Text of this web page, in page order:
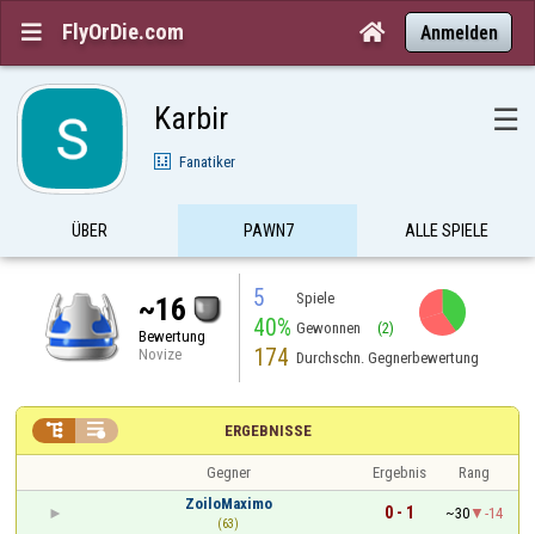
 FlyOrDie.com  Anmelden
Karbir ☰
Fanatiker
ÜBER PAWN7 ALLE SPIELE
~16
Bewertung
Novize
5 Spiele
40% Gewonnen (2)
174 Durchschn. Gegnerbewertung
ERGEBNISSE
 
Gegner Ergebnis
Rang
ZoiloMaximo
(63)
0 - 1 ~30
-14